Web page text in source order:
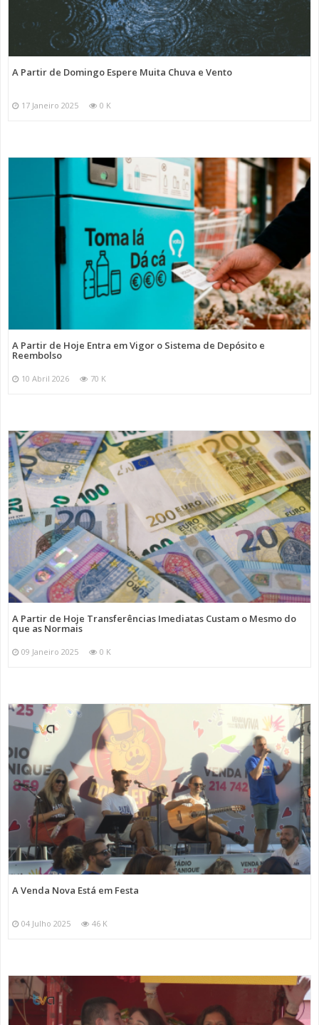
A Partir de Domingo Espere Muita Chuva e Vento
17 Janeiro 2025 0 K
A Partir de Hoje Entra em Vigor o Sistema de Depósito e
Reembolso
10 Abril 2026 70 K
A Partir de Hoje Transferências Imediatas Custam o Mesmo do
que as Normais
09 Janeiro 2025 0 K
A Venda Nova Está em Festa
04 Julho 2025 46 K